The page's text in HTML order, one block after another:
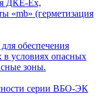
ДКЕ-Ех,
«mb» (герметизация
обеспечения
в условиях опасных
зоны.
серии ВБО-ЭК